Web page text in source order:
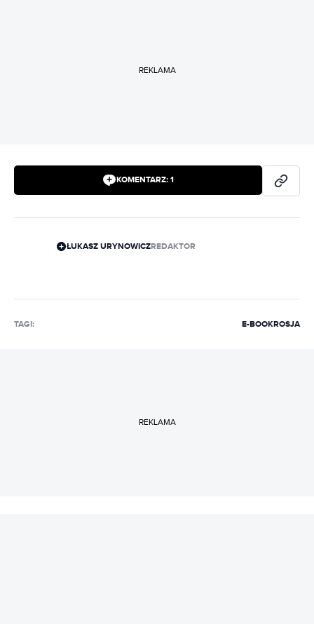
REKLAMA
KOMENTARZ: 1
ŁUKASZ URYNOWICZREDAKTOR
TAGI: E-BOOKROSJA
REKLAMA